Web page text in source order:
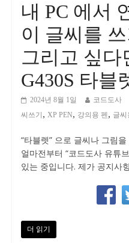
내 PC 에서
이 글씨를
그리고 싶다
G430S 타블
2024년 8월 1일 코드도사
씨쓰기 , XP PEN, 강의용 펜 , 글씨
“타블렛” 으로 글씨나 그림
얼마전부터 “코드도사 유튜
있는 중입니다. 제가 공지사
더 읽기